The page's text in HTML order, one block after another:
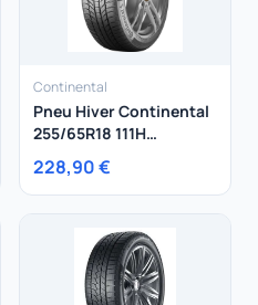
Continental
Pneu Hiver Continental
255/65R18 111H
WinterContact TS 870 P
228,90 €